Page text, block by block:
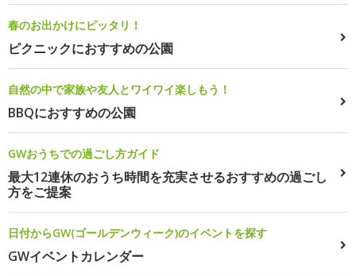
春のお出かけにピッタリ！
ピクニックにおすすめの公園
自然の中で家族や友人とワイワイ楽しもう！
BBQにおすすめの公園
GWおうちでの過ごし方ガイド
最大12連休のおうち時間を充実させるおすすめの過ごし
方をご提案
日付からGW(ゴールデンウィーク)のイベントを探す
GWイベントカレンダー